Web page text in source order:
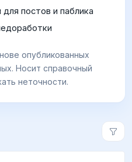
постов и паблика
опубликованных
Носит справочный
неточности.